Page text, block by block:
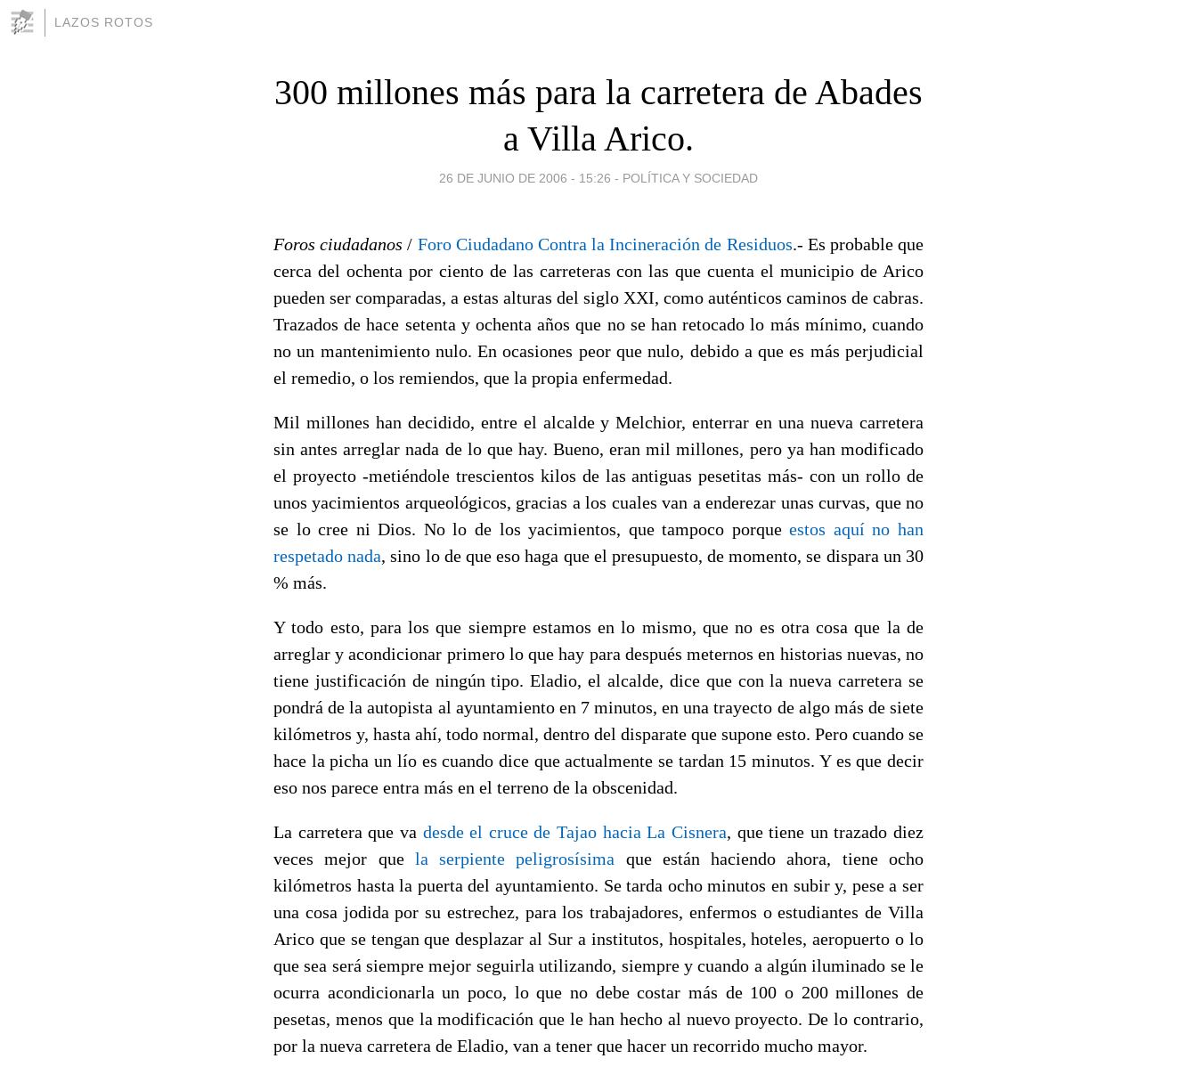
LAZOS ROTOS
300 millones más para la carretera de Abades
a Villa Arico.
26 DE JUNIO DE 2006 - 15:26 - POLÍTICA Y SOCIEDAD
Foros ciudadanos / Foro Ciudadano Contra la Incineración de Residuos.- Es probable que
cerca del ochenta por ciento de las carreteras con las que cuenta el municipio de Arico
pueden ser comparadas, a estas alturas del siglo XXI, como auténticos caminos de cabras.
Trazados de hace setenta y ochenta años que no se han retocado lo más mínimo, cuando
no un mantenimiento nulo. En ocasiones peor que nulo, debido a que es más perjudicial
el remedio, o los remiendos, que la propia enfermedad.
Mil millones han decidido, entre el alcalde y Melchior, enterrar en una nueva carretera
sin antes arreglar nada de lo que hay. Bueno, eran mil millones, pero ya han modificado
el proyecto -metiéndole trescientos kilos de las antiguas pesetitas más- con un rollo de
unos yacimientos arqueológicos, gracias a los cuales van a enderezar unas curvas, que no
se lo cree ni Dios. No lo de los yacimientos, que tampoco porqueestos aquí no han
respetado nada, sino lo de que eso haga que el presupuesto, de momento, se dispara un 30
% más.
Y todo esto, para los que siempre estamos en lo mismo, que no es otra cosa que la de
arreglar y acondicionar primero lo que hay para después meternos en historias nuevas, no
tiene justificación de ningún tipo. Eladio, el alcalde, dice que con la nueva carretera se
pondrá de la autopista al ayuntamiento en 7 minutos, en una trayecto de algo más de siete
kilómetros y, hasta ahí, todo normal, dentro del disparate que supone esto. Pero cuando se
hace la picha un lío es cuando dice que actualmente se tardan 15 minutos. Y es que decir
eso nos parece entra más en el terreno de la obscenidad.
La carretera que va desde el cruce de Tajao hacia La Cisnera, que tiene un trazado diez
veces mejor que la serpiente peligrosísima que están haciendo ahora, tiene ocho
kilómetros hasta la puerta del ayuntamiento. Se tarda ocho minutos en subir y, pese a ser
una cosa jodida por su estrechez, para los trabajadores, enfermos o estudiantes de Villa
Arico que se tengan que desplazar al Sur a institutos, hospitales, hoteles, aeropuerto o lo
que sea será siempre mejor seguirla utilizando, siempre y cuando a algún iluminado se le
ocurra acondicionarla un poco, lo que no debe costar más de 100 o 200 millones de
pesetas, menos que la modificación que le han hecho al nuevo proyecto. De lo contrario,
por la nueva carretera de Eladio, van a tener que hacer un recorrido mucho mayor.